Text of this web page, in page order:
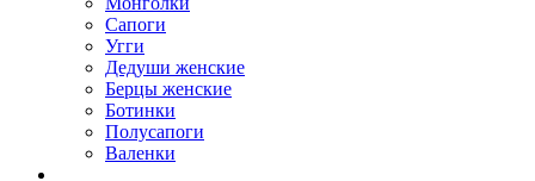
Сапоги
Угги
Дедуши женские
Берцы женские
Ботинки
Полусапоги
Валенки